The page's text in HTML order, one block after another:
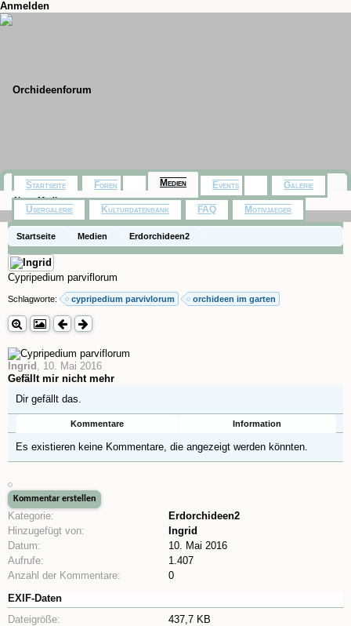
Anmelden
Startseite Medien Erdorchideen2
Cypripedium parviflorum
Schlagworte: cypripedium parvivlorum orchideen im garten
Ingrid , 10. Mai 2016
Gefällt mir nicht mehr
Dir gefällt das.
Kommentare Information
Es existieren keine Kommentare, die angezeigt werden könnten.
Kategorie:
Erdorchideen2
Hinzugefügt von:
Ingrid
Datum:
10. Mai 2016
Aufrufe:
1.407
Anzahl der Kommentare:
0
EXIF-Daten
Dateigröße:
437,7 KB
Startseite Foren Medien
Neue Medien
Events Galerie
Usergalerie Kulturdatenbank FAQ Motivjaeger